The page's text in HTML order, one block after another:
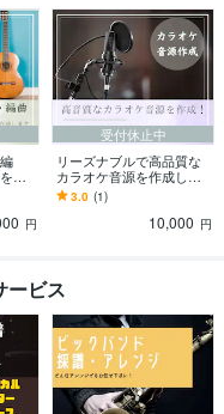
作
曲
円
受付休止中
リーズナブルで高品質な
カラオケ音源を作成しま
す アーティストや仲介業
者への実績あり！音感持
3.0 (1)
10,000 円
ービス